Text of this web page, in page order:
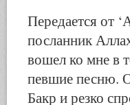
Передается от
посланник
вошел ко мне в
певшие песню.
Бакр и резко